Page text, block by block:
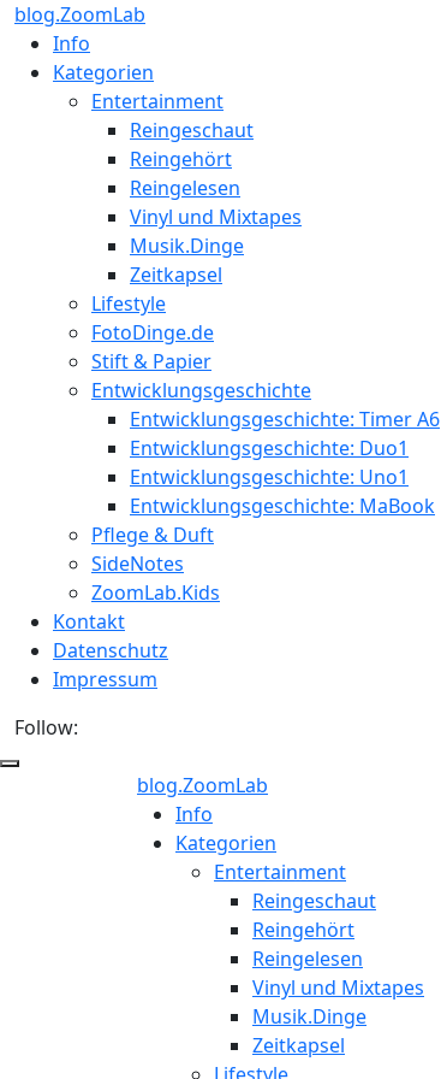
blog.ZoomLab
Info
Kategorien
Entertainment
Reingeschaut
Reingehört
Reingelesen
Vinyl und Mixtapes
Musik.Dinge
Zeitkapsel
Lifestyle
FotoDinge.de
Stift & Papier
Entwicklungsgeschichte
Entwicklungsgeschichte: Timer A6
Entwicklungsgeschichte: Duo1
Entwicklungsgeschichte: Uno1
Entwicklungsgeschichte: MaBook
Pflege & Duft
SideNotes
ZoomLab.Kids
Kontakt
Datenschutz
Impressum
Follow:
blog.ZoomLab
ZoomLab
pers.
Blog
Info
Kategorien
Entertainment
Reingeschaut
Reingehört
Reingelesen
Vinyl und Mixtapes
Musik.Dinge
Zeitkapsel